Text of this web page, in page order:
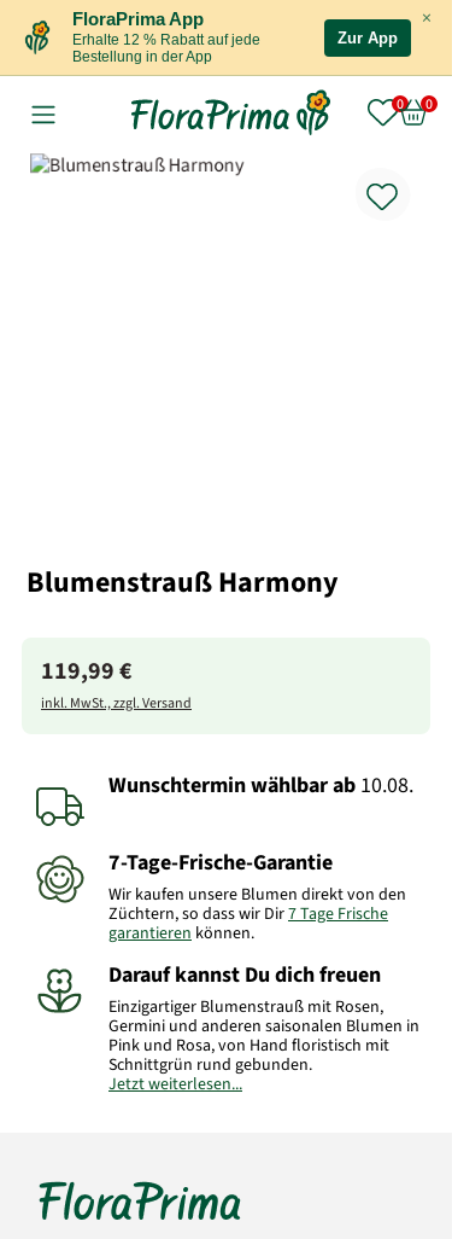
×
FloraPrima App
Erhalte 12 % Rabatt auf jede
Bestellung in der App
Zur App
Blumenstrauß Harmony
119,99 €
inkl. MwSt., zzgl. Versand
Wunschtermin wählbarab 10.08.
7-Tage-Frische-Garantie
Wir kaufen unsere Blumen direkt von den
Züchtern, so dass wir Dir7 Tage Frische
garantieren können.
Darauf kannst Du dich freuen
Einzigartiger Blumenstrauß mit Rosen,
Germini und anderen saisonalen Blumen in
Pink und Rosa, von Hand floristisch mit
Schnittgrün rund gebunden.
individuell andere Einkaufsquellen durch
seine Großhändler nutzt und somit die
Mengen und Größen der Blüten abweichen
Jetzt weiterlesen...